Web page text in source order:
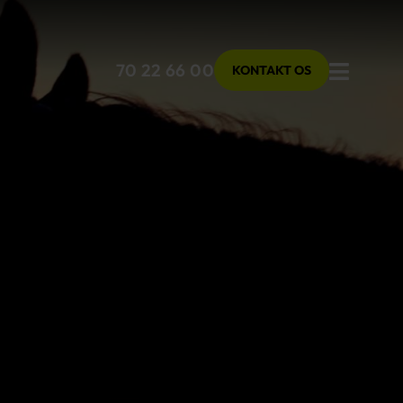
70 22 66 00 KONTAKT OS Menu